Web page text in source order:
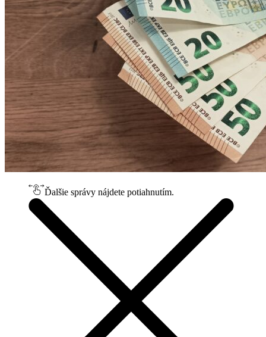
Ďalšie správy nájdete potiahnutím.